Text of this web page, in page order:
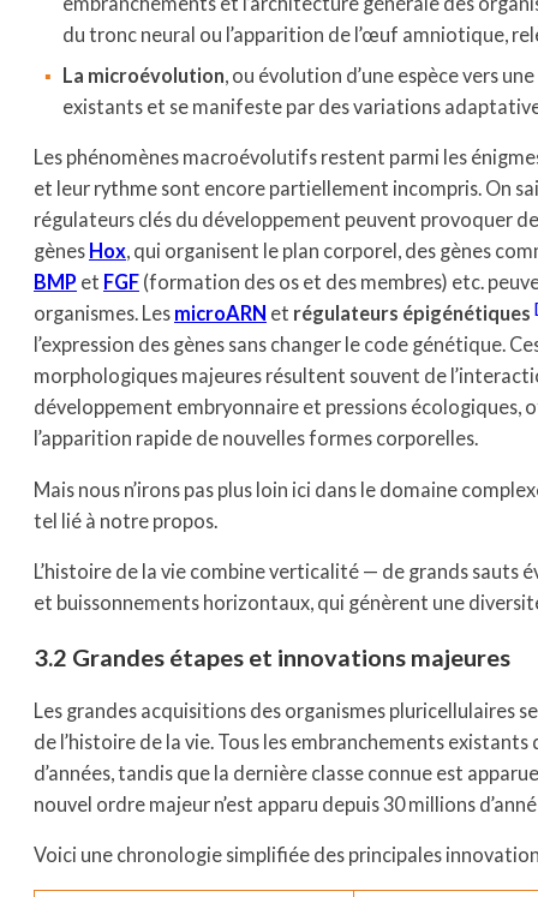
du tronc neural ou l’apparition de l’œuf amniotique,
La microévolution , ou évolution d’une espèce vers
existants et se manifeste par des variations
Les phénomènes macroévolutifs restent parmi les
et leur rythme sont encore partiellement incompris. On
régulateurs clés du développement peuvent provoquer
gènes Hox, qui organisent le plan corporel, des gènes
BMP et FGF (formation des os et des membres) etc.
organismes. Les microARN et régulateurs épigénétiques
l’expression des gènes sans changer le code génétique.
morphologiques majeures résultent souvent de
développement embryonnaire et pressions écologiques,
l’apparition rapide de nouvelles formes corporelles.
Mais nous n’irons pas plus loin ici dans le domaine
tel lié à notre propos.
L’histoire de la vie combine verticalité — de grands sauts
et buissonnements horizontaux, qui génèrent une
3.2 Grandes étapes et innovations majeures
Les grandes acquisitions des organismes pluricellulaires
de l’histoire de la vie. Tous les embranchements
d’années, tandis que la dernière classe connue est
nouvel ordre majeur n’est apparu depuis 30 millions
Voici une chronologie simplifiée des principales